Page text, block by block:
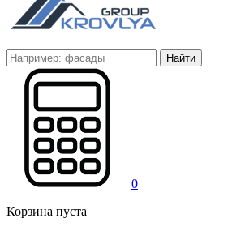
Найти
0
Корзина пуста